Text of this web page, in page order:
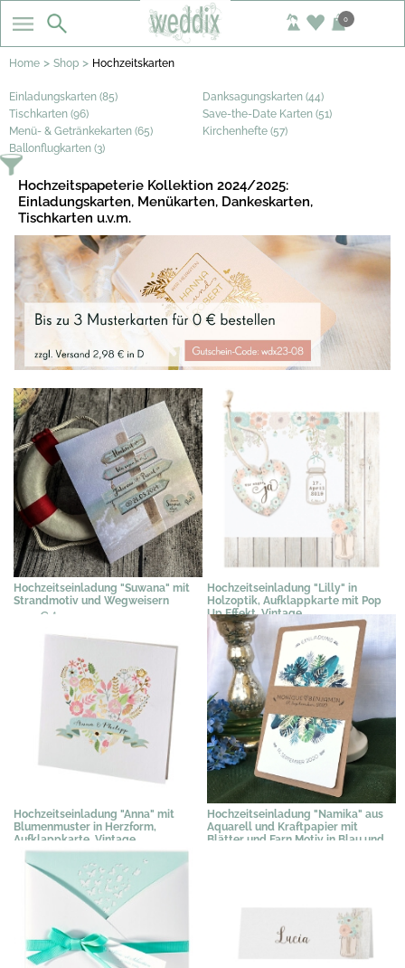
0
Home > Shop > Hochzeitskarten
Einladungskarten (85)
Danksagungskarten (44)
Tischkarten (96)
Save-the-Date Karten (51)
Menü- & Getränkekarten (65)
Kirchenhefte (57)
Ballonflugkarten (3)
Hochzeitspapeterie Kollektion 2024/2025:
Einladungskarten, Menükarten, Dankeskarten,
Tischkarten u.v.m.
Hochzeitseinladung "Suwana" mit
Strandmotiv und Wegweisern
1,79 € *
Hochzeitseinladung "Lilly" in
Holzoptik, Aufklappkarte mit Pop
Up Effekt, Vintage
2,35 €*
Hochzeitseinladung "Anna" mit
Blumenmuster in Herzform,
Aufklappkarte, Vintage
2,04 €*
Hochzeitseinladung "Namika" aus
Aquarell und Kraftpapier mit
Blätter und Farn Motiv in Blau und